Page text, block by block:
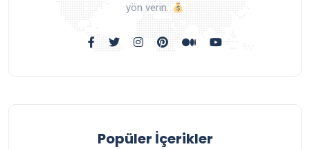
yön verin.
Popüler İçerikler